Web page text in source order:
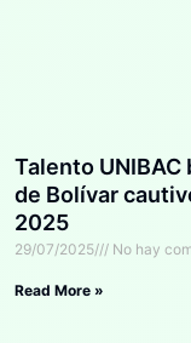
Talento
de Bolívar
2025
29/07/2025 No hay
Read More »